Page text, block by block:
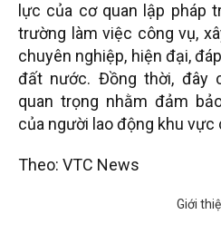
lực của cơ quan lập pháp
trường làm việc công vụ,
chuyên nghiệp, hiện đại,
đất nước. Đồng thời, đây
quan trọng nhằm đảm
của người lao động khu
Theo: VTC News